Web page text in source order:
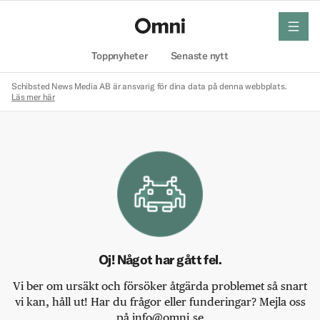
Toppnyheter Senaste nytt
meny
Schibsted News Media AB är ansvarig för dina data på denna webbplats.
Läs mer här
Oj! Något har gått fel.
Vi ber om ursäkt och försöker åtgärda problemet så snart
vi kan, håll ut! Har du frågor eller funderingar? Mejla oss